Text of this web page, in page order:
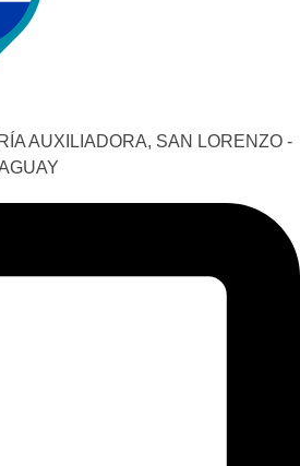
AUXILIADORA, SAN LORENZO -